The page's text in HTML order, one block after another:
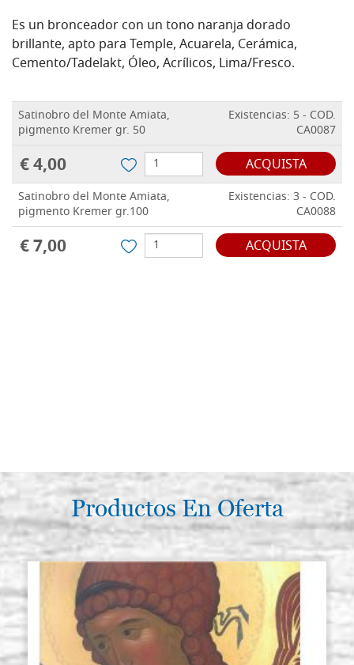
Es un bronceador con un tono naranja dorado
brillante, apto para Temple, Acuarela, Cerámica,
Cemento/Tadelakt, Óleo, Acrílicos, Lima/Fresco.
Satinobro del Monte Amiata,
pigmento Kremer gr. 50
Existencias: 5 - COD.
CA0087
€ 4,00 ACQUISTA
Satinobro del Monte Amiata,
pigmento Kremer gr.100
Existencias: 3 - COD.
CA0088
€ 7,00 ACQUISTA
Productos En Oferta